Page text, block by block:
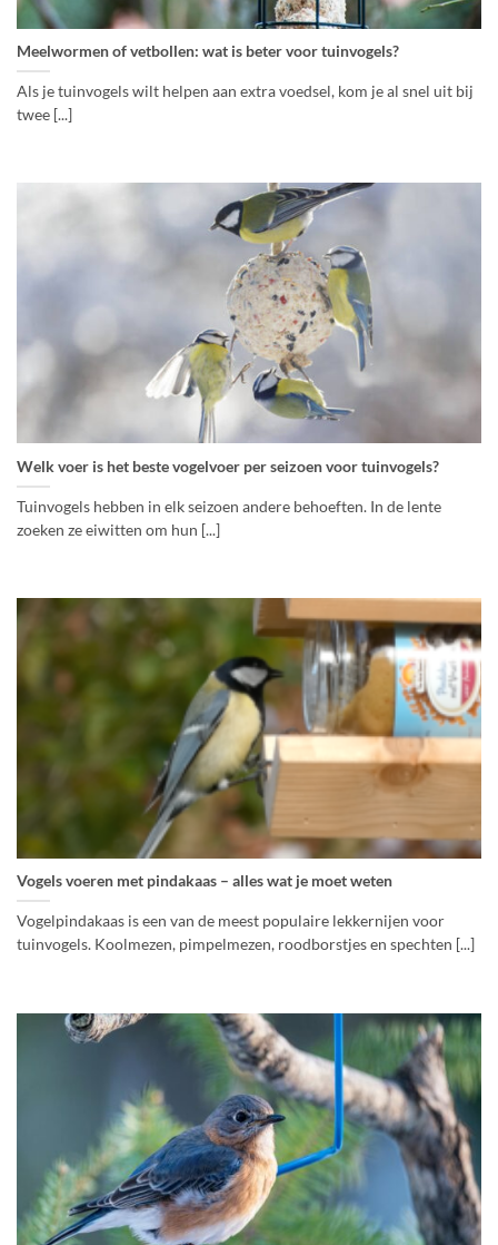
Meelwormen of vetbollen: wat is beter voor tuinvogels?
Als je tuinvogels wilt helpen aan extra voedsel, kom je al snel uit bij
twee [...]
Welk voer is het beste vogelvoer per seizoen voor tuinvogels?
Tuinvogels hebben in elk seizoen andere behoeften. In de lente
zoeken ze eiwitten om hun [...]
Vogels voeren met pindakaas – alles wat je moet weten
Vogelpindakaas is een van de meest populaire lekkernijen voor
tuinvogels. Koolmezen, pimpelmezen, roodborstjes en spechten [...]